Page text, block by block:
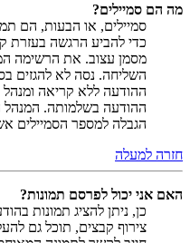
מה הם סמיילים?
סמיילים, או הבעות, הם
כדי להביע הרגשה בעזרת
מסמן עצוב. את הרשימה
השליחה. נסה לא להגזים
ההודעה ללא קריאה
ההודעה בשלמותה. המנהל
הגבלה למספר הסמיילים
חזרה למעלה
האם אני יכול לפרסם תמונות?
כן, ניתן להציג תמונות
צירוף קבצים, תוכל גם